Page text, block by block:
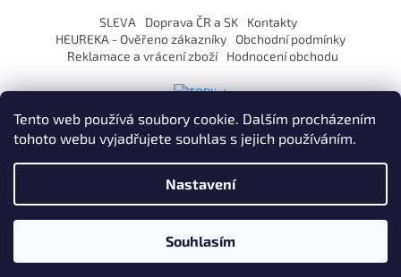
Tento web používá soubory cookie. Dalším procházením
tohoto webu vyjadřujete souhlas s jejich používáním.
Nastavení
Souhlasím
á
d
a
c
í
p
r
v
k
y
v
i
s
u
í
SLEVA Doprava ČR a SK
Kontakty
HEUREKA - Ověřeno zákazníky
Obchodní podmínky
Reklamace a vrácení zboží
Hodnocení obchodu